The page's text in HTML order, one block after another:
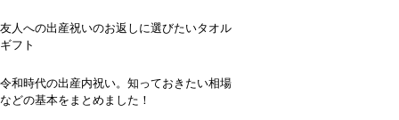
友人への出産祝いのお返しに選びたいタオル
ギフト
令和時代の出産内祝い。知っておきたい相場
などの基本をまとめました！